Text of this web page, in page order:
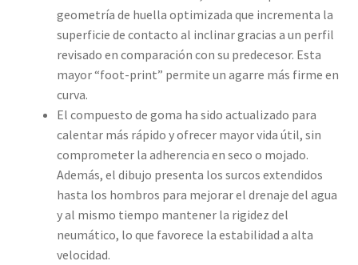
geometría de huella optimizada que incrementa la
superficie de contacto al inclinar gracias a un perfil
revisado en comparación con su predecesor. Esta
mayor “foot-print” permite un agarre más firme en
curva.
El compuesto de goma ha sido actualizado para
calentar más rápido y ofrecer mayor vida útil, sin
comprometer la adherencia en seco o mojado.
Además, el dibujo presenta los surcos extendidos
hasta los hombros para mejorar el drenaje del agua
y al mismo tiempo mantener la rigidez del
neumático, lo que favorece la estabilidad a alta
velocidad.